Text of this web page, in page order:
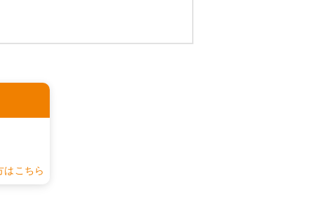
こちら